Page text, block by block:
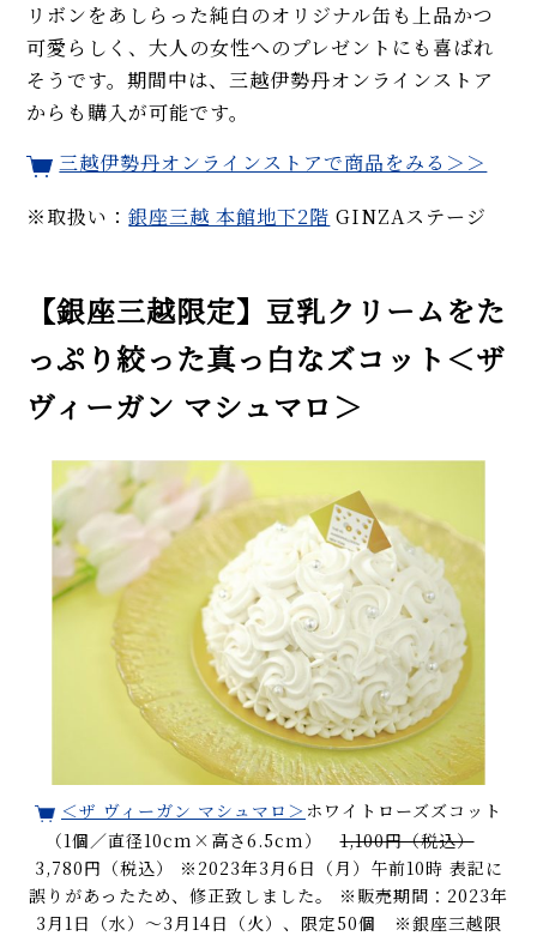
リボンをあしらった純白のオリジナル缶も上品かつ
可愛らしく、大人の女性へのプレゼントにも喜ばれ
そうです。期間中は、三越伊勢丹オンラインストア
からも購入が可能です。
三越伊勢丹オンラインストアで商品をみる＞＞
※取扱い：銀座三越 本館地下2階 GINZAステージ
【銀座三越限定】豆乳クリームをた
っぷり絞った真っ白なズコット＜ザ
ヴィーガン マシュマロ＞
＜ザ ヴィーガン マシュマロ＞ ホワイトローズズコット
（1個／直径10cm×高さ6.5cm）1,100円（税込）
3,780円（税込） ※2023年3月6日（月）午前10時 表記に
誤りがあったため、修正致しました。 ※販売期間：2023年
3月1日（水）～3月14日（火）、限定50個 ※銀座三越限